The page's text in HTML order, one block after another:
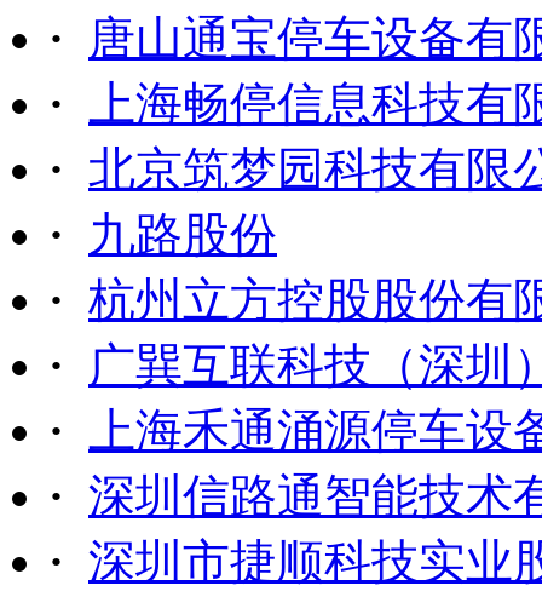
·
唐山通宝停车设备有
·
上海畅停信息科技有
· 北京筑梦园科技有限
·
九路股份
· 杭州立方控股股份有
·
广巽互联科技（深圳
·
上海禾通涌源停车设
· 深圳信路通智能技术
· 深圳市捷顺科技实业